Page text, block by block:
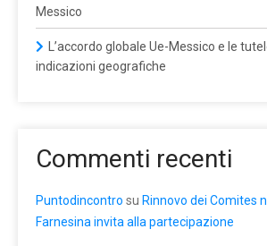
Messico
L’accordo globale Ue-Messico e le
indicazioni geografiche
Commenti recenti
Puntodincontro su Rinnovo dei Comites
Farnesina invita alla partecipazione